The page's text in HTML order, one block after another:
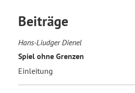
Beiträge
Hans-Liudger Dienel
Spiel ohne Grenzen
Einleitung